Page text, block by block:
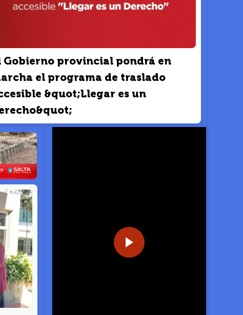
Gobierno provincial pondrá en
el programa de traslado
&quot;Llegar es un